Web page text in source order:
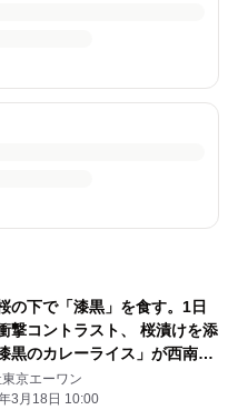
の下で「漆黒」を食す。1日
撃コントラスト、 桜漬けを添
黒のカレーライス」が西南さ
に登場
京エーワン
3月18日 10:00